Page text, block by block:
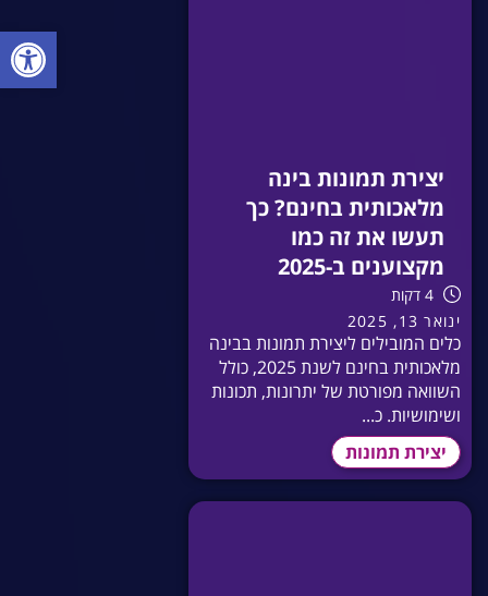
יצירת תמונות בינה
מלאכותית בחינם? כך
תעשו את זה כמו
מקצוענים ב-2025
4 דקות
ינואר 13, 2025
כלים המובילים ליצירת תמונות בבינה
מלאכותית בחינם לשנת 2025, כולל
השוואה מפורטת של יתרונות, תכונות
ושימושיות. כ...
יצירת תמונות
פתח